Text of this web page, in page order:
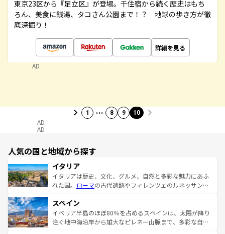
東京23区から『足立区』が登場。千住宿から続く歴史はもち
ろん、美食に銭湯、タコさん公園まで！？ 地球の歩き方が徹
底深掘り！
詳細を見る
AD
1 … 8 9 10
AD
AD
人気の国と地域から探す
イタリア
イタリアは歴史、文化、グルメ、自然と多彩な魅力にあふ
れた国。 ローマの古代遺跡やフィレンツェのルネッサンス
ろん、トスカーナの美しい田園風景やアマルフィ海岸の絶
景など、自然景観も見逃せない。観光の合間には、本場の
ピザやパスタなど、絶品のイタリア料理を堪能することも
スペイン
イベリア半島のほぼ80％を占めるスペインは、太陽が降り
注ぐ地中海沿岸から雄大なピレネー山脈まで、多彩な自然